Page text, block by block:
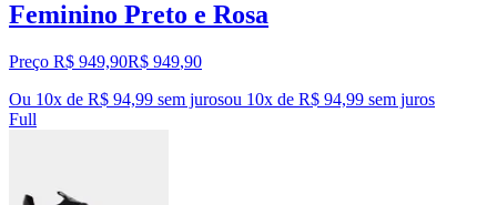
Feminino Preto e Rosa
Preço R$ 949,90R$ 949,90
Ou 10x de R$ 94,99 sem jurosou 10x de R$ 94,99 sem juros
Full